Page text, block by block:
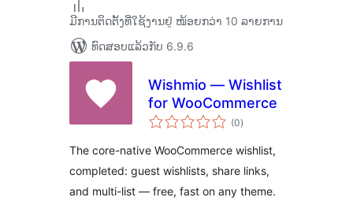
ມີການຕິດຕັ້ງທີ່ໃຊ້ງານຢູ່ ໜ້ອຍກວ່າ 10 ລາຍການ
ທົດສອບແລ້ວກັບ 6.9.6
Wishmio — Wishlist
for WooCommerce
(0ຄະແນນ
ທັງໝົດ
)
The core-native WooCommerce wishlist,
completed: guest wishlists, share links,
and multi-list — free, fast on any theme.